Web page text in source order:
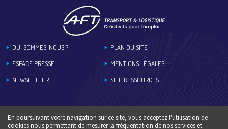
QUI SOMMES-NOUS ?
ESPACE PRESSE
NEWSLETTER
PLAN DU SITE
MENTIONS LÉGALES
SITE RESSOURCES
En poursuivant votre navigation sur ce site, vous acceptez l'utilisation de
cookies nous permettant de mesurer la fréquentation de nos services et